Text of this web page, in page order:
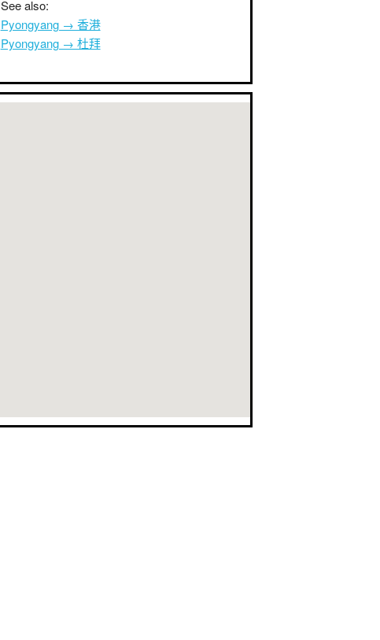
See also:
Pyongyang → 香港
Pyongyang → 杜拜